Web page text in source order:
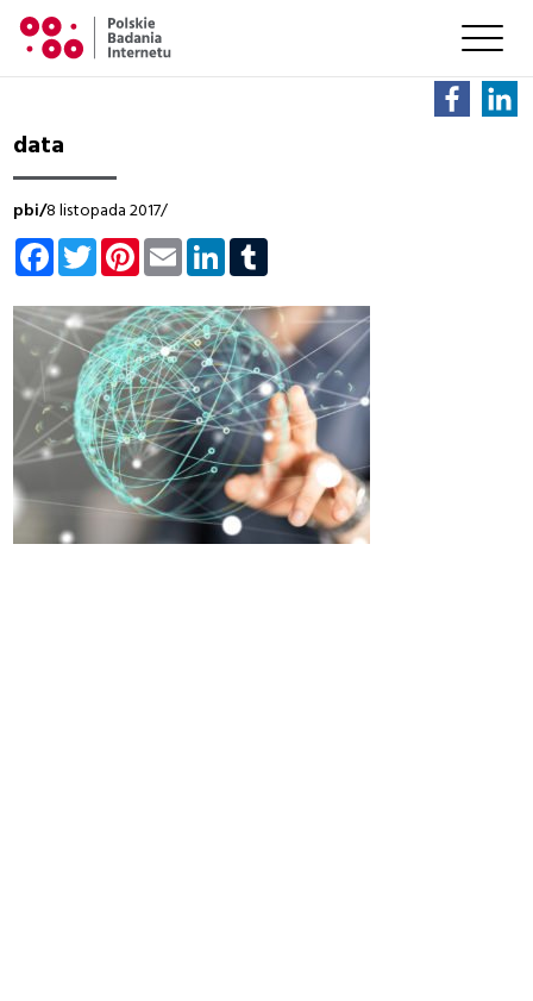
data
pbi/8 listopada 2017/
FacebookTwitterPinterest
EmailLinkedIn